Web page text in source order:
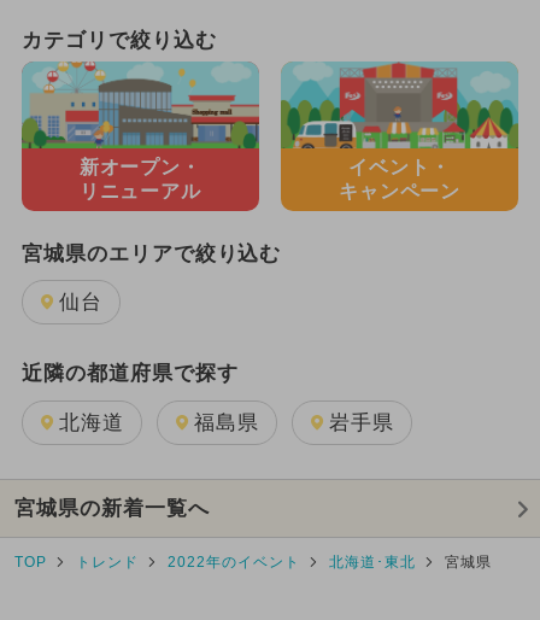
カテゴリで絞り込む
新オープン・
リニューアル
イベント・
キャンペーン
宮城県のエリアで絞り込む
仙台
近隣の都道府県で探す
北海道 福島県 岩手県
宮城県の新着一覧へ
TOP トレンド 2022年のイベント 北海道･東北 宮城県